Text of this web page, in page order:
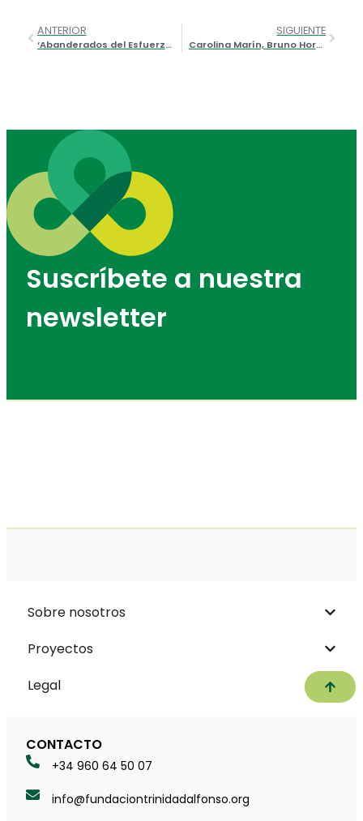
ANTERIOR
‘Abanderados del Esfuerzo’: el sueño olímpico de Tokio aplazado por la pandemia
SIGUIENTE
Carolina Marín, Bruno Hortelano, Javier Gómez Noya y Amaya Valdemoro motivan a los emprendedores valencianos con un mensaje: ‘el deporte siempre se levanta’
Suscríbete a nuestra
newsletter
Sobre nosotros
Proyectos
Legal
CONTACTO
+34 960 64 50 07
info@fundaciontrinidadalfonso.org